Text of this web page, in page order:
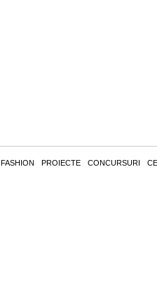
FASHION PROIECTE CONCURSURI